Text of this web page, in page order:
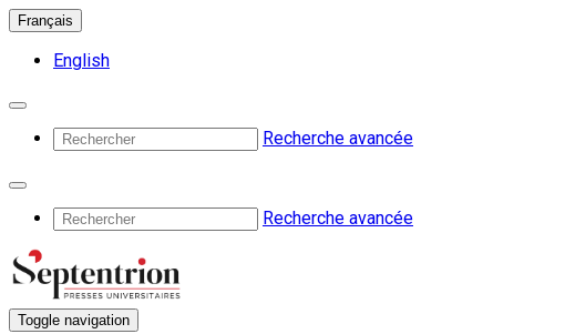
Français
English
Recherche avancée
Recherche avancée
Toggle navigation